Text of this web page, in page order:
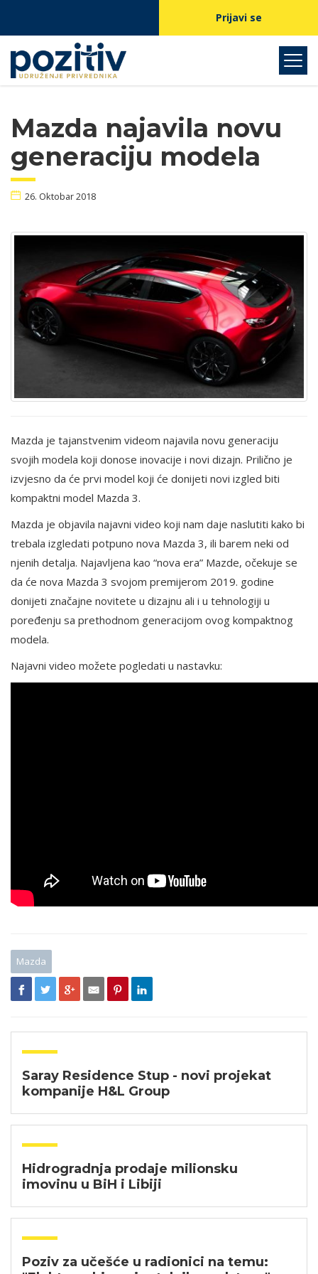
Prijavi se
Mazda najavila novu
generaciju modela
26. Oktobar 2018
Mazda je tajanstvenim videom najavila novu generaciju
svojih modela koji donose inovacije i novi dizajn. Prilično je
izvjesno da će prvi model koji će donijeti novi izgled biti
kompaktni model Mazda 3.
Mazda je objavila najavni video koji nam daje naslutiti kako bi
trebala izgledati potpuno nova Mazda 3, ili barem neki od
njenih detalja. Najavljena kao “nova era” Mazde, očekuje se
da će nova Mazda 3 svojom premijerom 2019. godine
donijeti značajne novitete u dizajnu ali i u tehnologiji u
poređenju sa prethodnom generacijom ovog kompaktnog
modela.
Najavni video možete pogledati u nastavku:
Mazda
Saray Residence Stup - novi projekat
kompanije H&L Group
Hidrogradnja prodaje milionsku
imovinu u BiH i Libiji​
Poziv za učešće u radionici na temu: